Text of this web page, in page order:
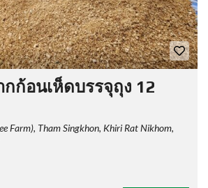
กก้อนเห็ดบรรจุถุง 12
Farm), Tham Singkhon, Khiri Rat Nikhom,